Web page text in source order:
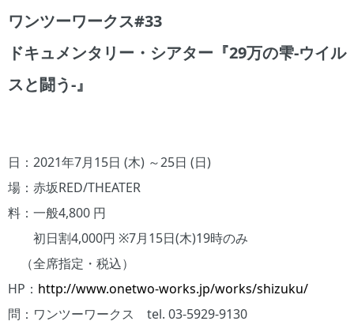
ワンツーワークス#33
ドキュメンタリー・シアター『29万の雫-ウイル
スと闘う-』
日：2021年7月15日 (木) ～25日 (日)
場：赤坂RED/THEATER
料：一般4,800 円
初日割4,000円 ※7月15日(木)19時のみ
（全席指定・税込）
HP： http://www.onetwo-works.jp/works/shizuku/
問：ワンツーワークス tel. 03-5929-9130